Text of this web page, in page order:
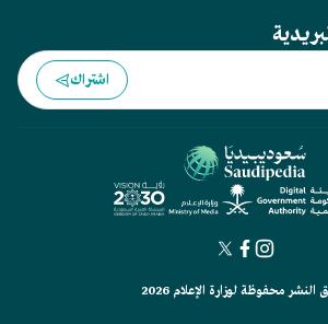
اشتراك
محفوظة لوزارة الإعلام 2026